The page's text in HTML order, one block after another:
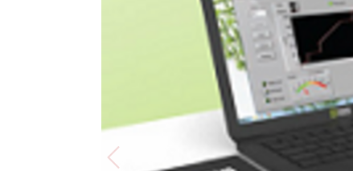
Previous